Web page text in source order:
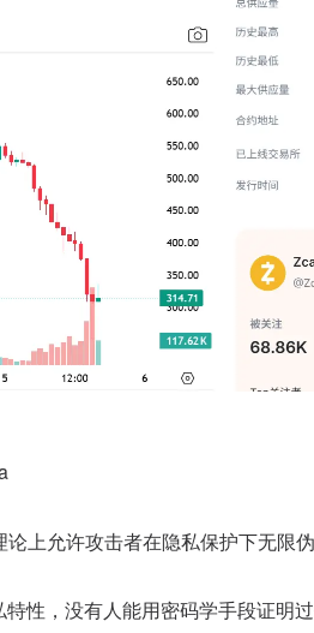
上允许攻击者在隐私保护下无限伪
性，没有人能用密码学手段证明